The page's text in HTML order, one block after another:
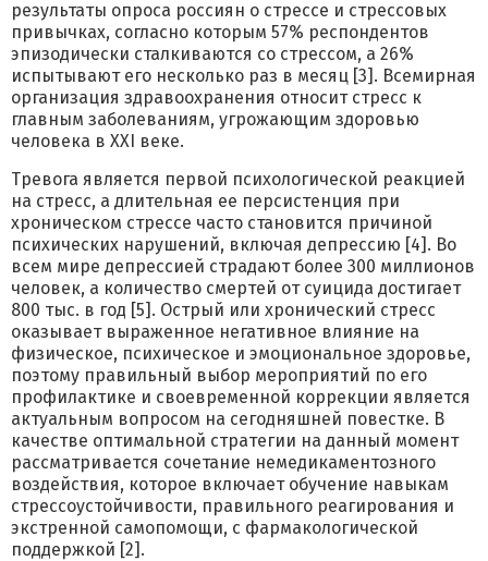
результаты опроса россиян о стрессе и стрессовых
привычках, согласно которым 57% респондентов
эпизодически сталкиваются со стрессом, а 26%
испытывают его несколько раз в месяц [3]. Всемирная
организация здравоохранения относит стресс к
главным заболеваниям, угрожающим здоровью
человека в XXI веке.
Тревога является первой психологической реакцией
на стресс, а длительная ее персистенция при
хроническом стрессе часто становится причиной
психических нарушений, включая депрессию [4]. Во
всем мире депрессией страдают более 300 миллионов
человек, а количество смертей от суицида достигает
800 тыс. в год [5]. Острый или хронический стресс
оказывает выраженное негативное влияние на
физическое, психическое и эмоциональное здоровье,
поэтому правильный выбор мероприятий по его
профилактике и своевременной коррекции является
актуальным вопросом на сегодняшней повестке. В
качестве оптимальной стратегии на данный момент
рассматривается сочетание немедикаментозного
воздействия, которое включает обучение навыкам
стрессоустойчивости, правильного реагирования и
экстренной самопомощи, с фармакологической
поддержкой [2].